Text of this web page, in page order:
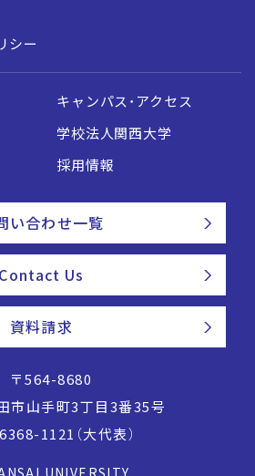
シー
キャンパス・アクセス
学校法人関西大学
採用情報
い合わせ一覧
Contact Us
資料請求
〒564-8680
市山手町3丁目3番35号
6368-1121（大代表）
UNIVERSITY